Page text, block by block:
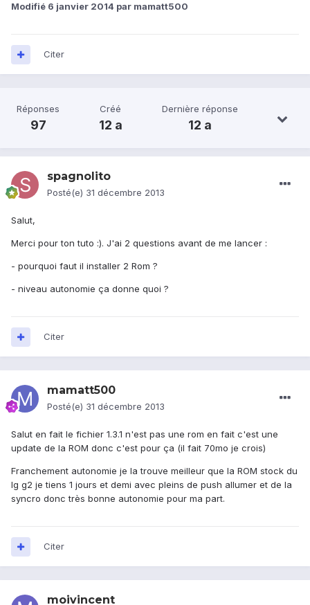
Modifié 6 janvier 2014 par mamatt500
Citer
Réponses
97
Créé
12 a
Dernière réponse
12 a
spagnolito
Posté(e) 31 décembre 2013
Salut,
Merci pour ton tuto :). J'ai 2 questions avant de me lancer :
- pourquoi faut il installer 2 Rom ?
- niveau autonomie ça donne quoi ?
Citer
mamatt500
Posté(e) 31 décembre 2013
Salut en fait le fichier 1.3.1 n'est pas une rom en fait c'est une
update de la ROM donc c'est pour ça (il fait 70mo je crois)
Franchement autonomie je la trouve meilleur que la ROM stock du
lg g2 je tiens 1 jours et demi avec pleins de push allumer et de la
syncro donc très bonne autonomie pour ma part.
Citer
moivincent